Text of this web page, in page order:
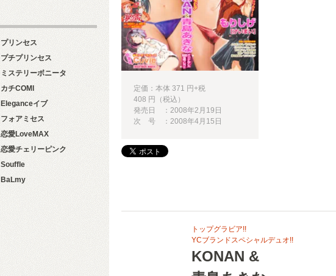
定価：本体 371 円+税
408 円（税込）
発売日 ：2008年2月19日
次 号 ：2008年4月15日
トップグラビア!!
YCブランドスペシャルデュオ!!
KONAN &
プリンセス
プチプリンセス
ミステリーボニータ
カチCOMI
Eleganceイブ
フォアミセス
恋愛LoveMAX
恋愛チェリーピンク
Souffle
BaLmy